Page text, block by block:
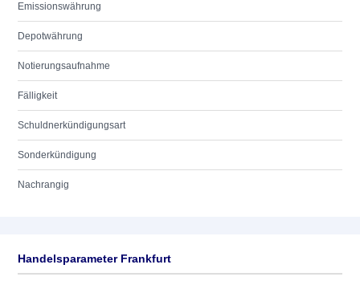
Emissionswährung
Depotwährung
Notierungsaufnahme
Fälligkeit
Schuldnerkündigungsart
Sonderkündigung
Nachrangig
Handelsparameter Frankfurt